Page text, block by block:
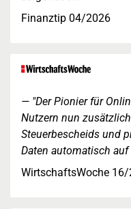
Finanztip 04/2026
"Der Pionier für
Nutzern nun
Steuerbescheids und
Daten automatisch
WirtschaftsWoche